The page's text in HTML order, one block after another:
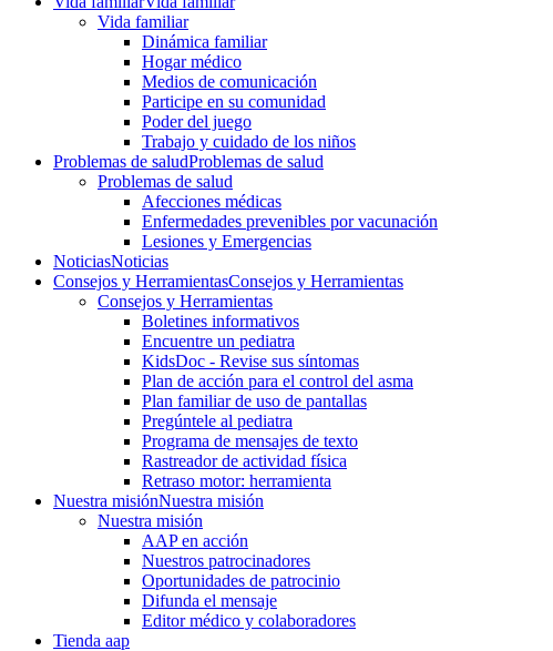
Vida familiar
Dinámica familiar
Hogar médico
Medios de comunicación
Participe en su comunidad
Poder del juego
Trabajo y cuidado de los niños
Problemas de saludProblemas de salud
Problemas de salud
Afecciones médicas
Enfermedades prevenibles por vacunación
Lesiones y Emergencias
NoticiasNoticias
Consejos y HerramientasConsejos y Herramientas
Consejos y Herramientas
Boletines informativos
Encuentre un pediatra
KidsDoc - Revise sus síntomas
Plan de acción para el control del asma
Plan familiar de uso de pantallas
Pregúntele al pediatra
Programa de mensajes de texto
Rastre​​ador de activida​d física
Retraso motor: herramienta
Nuestra misiónNuestra misión
Nuestra misión
AAP en acción
Nuestros patrocinadores
Oportunidades de patrocinio
Difunda el mensaje
Editor médico y colaboradores
Tienda aap